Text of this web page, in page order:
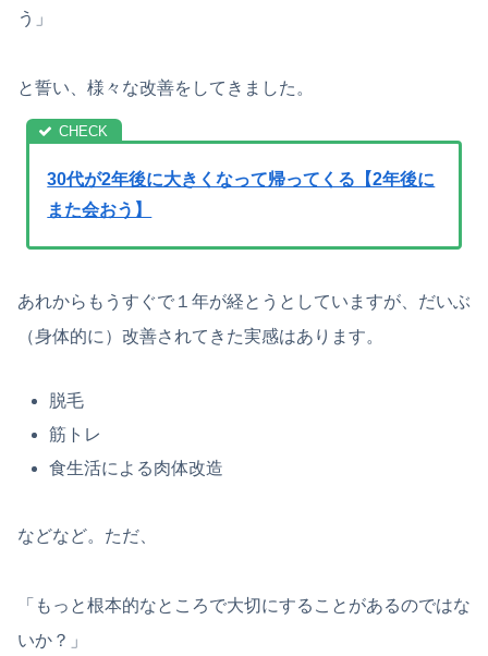
う」
と誓い、様々な改善をしてきました。
30代が2年後に大きくなって帰ってくる【2年後に
また会おう】
あれからもうすぐで１年が経とうとしていますが、だいぶ
（身体的に）改善されてきた実感はあります。
脱毛
筋トレ
食生活による肉体改造
などなど。ただ、
「もっと根本的なところで大切にすることがあるのではな
いか？」